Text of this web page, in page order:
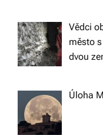
Vědci
město
dvou
Úloha